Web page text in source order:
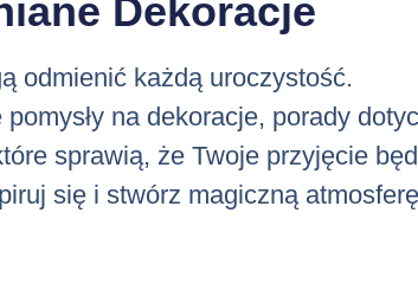
Dekoracje
odmienić każdą uroczystość.
na dekoracje, porady
sprawią, że Twoje przyjęcie
się i stwórz magiczną